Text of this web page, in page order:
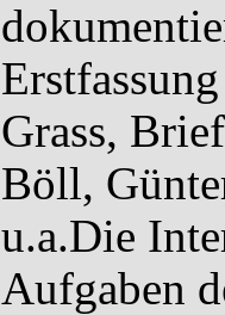
Grass,
Böll,
u.a.Die
Aufgaben